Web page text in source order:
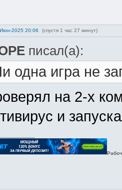
2025 20:06 (спустя 1 час 27 минут)
писал(а):
одна игра не
на 2-х
и